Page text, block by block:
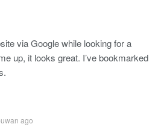
via Google while looking for a
up, it looks great. I’ve bookmarked
ago